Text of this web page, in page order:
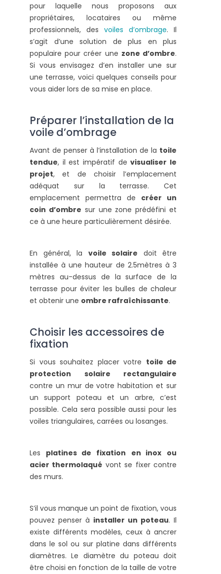
pour laquelle nous proposons aux
propriétaires, locataires ou même
professionnels, des voiles d’ombrage. Il
s’agit d’une solution de plus en plus
populaire pour créer une zone d’ombre.
Si vous envisagez d’en installer une sur
une terrasse, voici quelques conseils pour
vous aider lors de sa mise en place.
Préparer l’installation de la
voile d’ombrage
Avant de penser à l’installation de la toile
tendue, il est impératif devisualiser le
projet, et de choisir l’emplacement
adéquat sur la terrasse. Cet
emplacement permettra de créer un
coin d’ombre sur une zone prédéfini et
ce à une heure particulièrement désirée.
En général, la voile solaire doit être
installée à une hauteur de 2.5mètres à 3
mètres au-dessus de la surface de la
terrasse pour éviter les bulles de chaleur
et obtenir une ombre rafraîchissante.
Choisir les accessoires de
fixation
Si vous souhaitez placer votre toile de
protection solaire rectangulaire
contre un mur de votre habitation et sur
un support poteau et un arbre, c’est
possible. Cela sera possible aussi pour les
voiles triangulaires, carrées ou losanges.
Les platines de fixation en inox ou
acier thermolaqué vont se fixer contre
des murs.
S’il vous manque un point de fixation, vous
pouvez penser à installer un poteau. Il
existe différents modèles, ceux à ancrer
dans le sol ou sur platine dans différents
diamètres. Le diamètre du poteau doit
être choisi en fonction de la taille de votre